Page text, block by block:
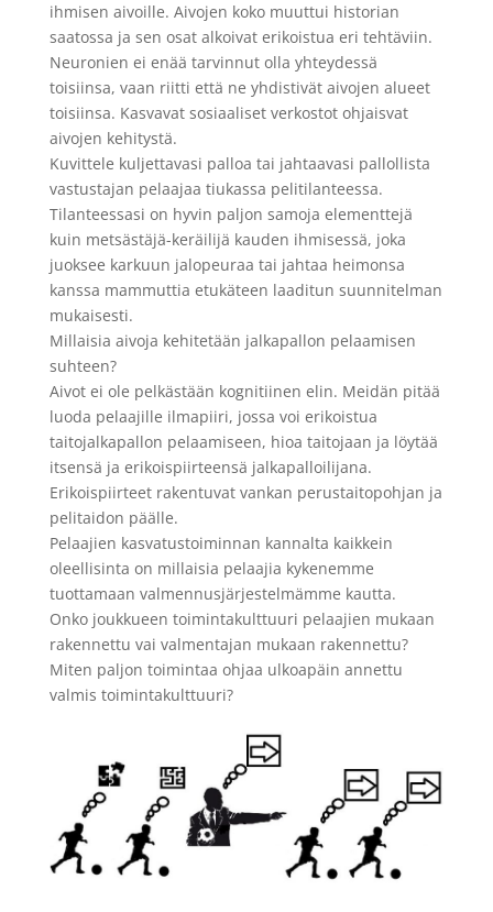
ihmisen aivoille. Aivojen koko muuttui historian
saatossa ja sen osat alkoivat erikoistua eri tehtäviin.
Neuronien ei enää tarvinnut olla yhteydessä
toisiinsa, vaan riitti että ne yhdistivät aivojen alueet
toisiinsa. Kasvavat sosiaaliset verkostot ohjaisvat
aivojen kehitystä.
Kuvittele kuljettavasi palloa tai jahtaavasi pallollista
vastustajan pelaajaa tiukassa pelitilanteessa.
Tilanteessasi on hyvin paljon samoja elementtejä
kuin metsästäjä-keräilijä kauden ihmisessä, joka
juoksee karkuun jalopeuraa tai jahtaa heimonsa
kanssa mammuttia etukäteen laaditun suunnitelman
mukaisesti.
Millaisia aivoja kehitetään jalkapallon pelaamisen
suhteen?
Aivot ei ole pelkästään kognitiinen elin. Meidän pitää
luoda pelaajille ilmapiiri, jossa voi erikoistua
taitojalkapallon pelaamiseen, hioa taitojaan ja löytää
itsensä ja erikoispiirteensä jalkapalloilijana.
Erikoispiirteet rakentuvat vankan perustaitopohjan ja
pelitaidon päälle.
Pelaajien kasvatustoiminnan kannalta kaikkein
oleellisinta on millaisia pelaajia kykenemme
tuottamaan valmennusjärjestelmämme kautta.
Onko joukkueen toimintakulttuuri pelaajien mukaan
rakennettu vai valmentajan mukaan rakennettu?
Miten paljon toimintaa ohjaa ulkoapäin annettu
valmis toimintakulttuuri?